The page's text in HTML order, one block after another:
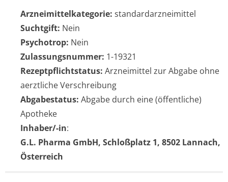
Arzneimittelkategorie: standardarzneimittel
Suchtgift: Nein
Psychotrop: Nein
Zulassungsnummer: 1-19321
Rezeptpflichtstatus: Arzneimittel zur Abgabe ohne
aerztliche Verschreibung
Abgabestatus: Abgabe durch eine (öffentliche)
Apotheke
Inhaber/-in:
G.L. Pharma GmbH, Schloßplatz 1, 8502 Lannach,
Österreich